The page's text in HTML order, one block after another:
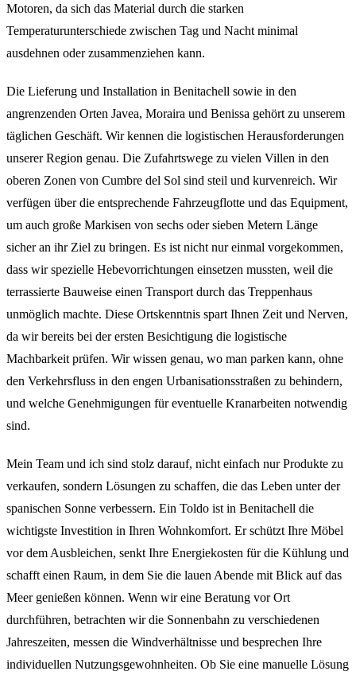
Motoren, da sich das Material durch die starken
Temperaturunterschiede zwischen Tag und Nacht minimal
ausdehnen oder zusammenziehen kann.
Die Lieferung und Installation in Benitachell sowie in den
angrenzenden Orten Javea, Moraira und Benissa gehört zu unserem
täglichen Geschäft. Wir kennen die logistischen Herausforderungen
unserer Region genau. Die Zufahrtswege zu vielen Villen in den
oberen Zonen von Cumbre del Sol sind steil und kurvenreich. Wir
verfügen über die entsprechende Fahrzeugflotte und das Equipment,
um auch große Markisen von sechs oder sieben Metern Länge
sicher an ihr Ziel zu bringen. Es ist nicht nur einmal vorgekommen,
dass wir spezielle Hebevorrichtungen einsetzen mussten, weil die
terrassierte Bauweise einen Transport durch das Treppenhaus
unmöglich machte. Diese Ortskenntnis spart Ihnen Zeit und Nerven,
da wir bereits bei der ersten Besichtigung die logistische
Machbarkeit prüfen. Wir wissen genau, wo man parken kann, ohne
den Verkehrsfluss in den engen Urbanisationsstraßen zu behindern,
und welche Genehmigungen für eventuelle Kranarbeiten notwendig
sind.
Mein Team und ich sind stolz darauf, nicht einfach nur Produkte zu
verkaufen, sondern Lösungen zu schaffen, die das Leben unter der
spanischen Sonne verbessern. Ein Toldo ist in Benitachell die
wichtigste Investition in Ihren Wohnkomfort. Er schützt Ihre Möbel
vor dem Ausbleichen, senkt Ihre Energiekosten für die Kühlung und
schafft einen Raum, in dem Sie die lauen Abende mit Blick auf das
Meer genießen können. Wenn wir eine Beratung vor Ort
durchführen, betrachten wir die Sonnenbahn zu verschiedenen
Jahreszeiten, messen die Windverhältnisse und besprechen Ihre
individuellen Nutzungsgewohnheiten. Ob Sie eine manuelle Lösung